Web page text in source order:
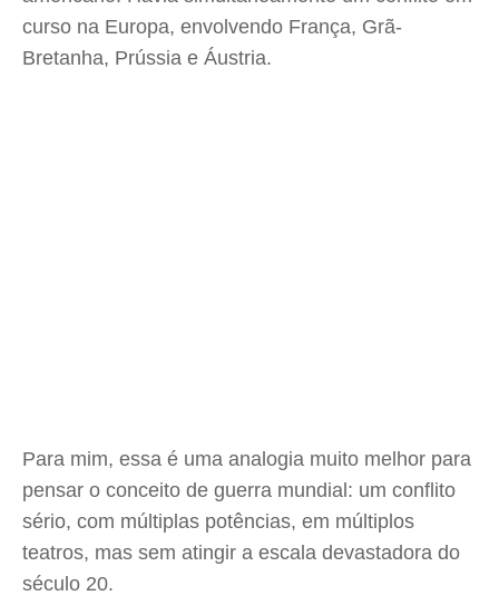
curso na Europa, envolvendo França, Grã-
Bretanha, Prússia e Áustria.
Para mim, essa é uma analogia muito melhor para
pensar o conceito de guerra mundial: um conflito
sério, com múltiplas potências, em múltiplos
teatros, mas sem atingir a escala devastadora do
século 20.